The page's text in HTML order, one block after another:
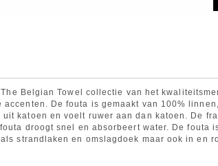
Belgian Towel collectie van het
De fouta is gemaakt van 100%
katoen en voelt ruwer aan dan katoen. De
droogt snel en absorbeert water. De fouta
strandlaken en omslagdoek maar ook in en